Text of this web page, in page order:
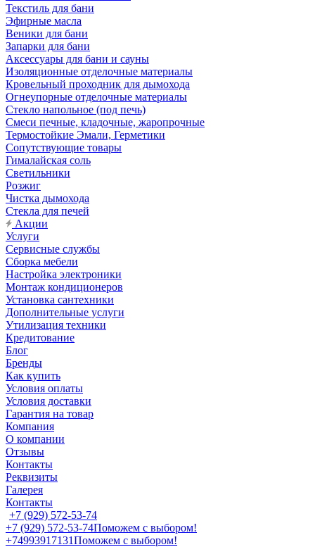
Текстиль для бани
Эфирные масла
Веники для бани
Запарки для бани
Аксессуары для бани и сауны
Изоляционные отделочные материалы
Кровельный проходник для дымохода
Огнеупорные отделочные материалы
Стекло напольное (под печь)
Смеси печные, кладочные, жаропрочные
Термостойкие Эмали, Герметики
Сопутствующие товары
Гималайская соль
Светильники
Розжиг
Чистка дымохода
Стекла для печей
Акции
Услуги
Сервисные службы
Сборка мебели
Настройка электроники
Монтаж кондиционеров
Установка сантехники
Дополнительные услуги
Утилизация техники
Кредитование
Блог
Бренды
Как купить
Условия оплаты
Условия доставки
Гарантия на товар
Компания
О компании
Отзывы
Контакты
Реквизиты
Галерея
Контакты
+7 (929) 572-53-74
+7 (929) 572-53-74Поможем с выбором!
+74993917131Поможем с выбором!